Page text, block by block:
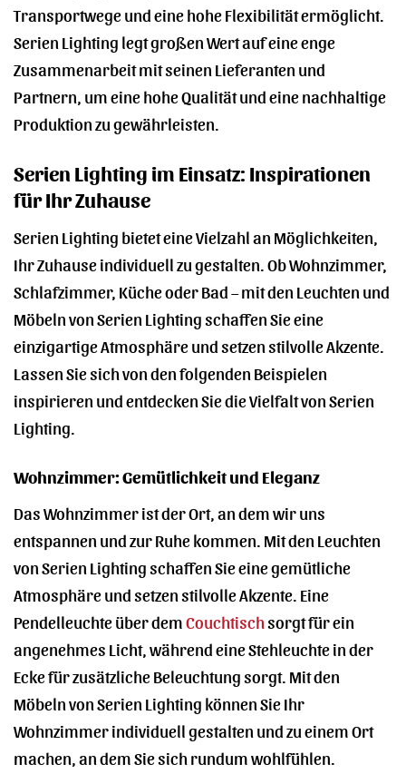
Transportwege und eine hohe Flexibilität ermöglicht.
Serien Lighting legt großen Wert auf eine enge
Zusammenarbeit mit seinen Lieferanten und
Partnern, um eine hohe Qualität und eine nachhaltige
Produktion zu gewährleisten.
Serien Lighting im Einsatz: Inspirationen
für Ihr Zuhause
Serien Lighting bietet eine Vielzahl an Möglichkeiten,
Ihr Zuhause individuell zu gestalten. Ob Wohnzimmer,
Schlafzimmer, Küche oder Bad – mit den Leuchten und
Möbeln von Serien Lighting schaffen Sie eine
einzigartige Atmosphäre und setzen stilvolle Akzente.
Lassen Sie sich von den folgenden Beispielen
inspirieren und entdecken Sie die Vielfalt von Serien
Lighting.
Wohnzimmer: Gemütlichkeit und Eleganz
Das Wohnzimmer ist der Ort, an dem wir uns
entspannen und zur Ruhe kommen. Mit den Leuchten
von Serien Lighting schaffen Sie eine gemütliche
Atmosphäre und setzen stilvolle Akzente. Eine
Pendelleuchte über demCouchtischsorgt für ein
angenehmes Licht, während eine Stehleuchte in der
Ecke für zusätzliche Beleuchtung sorgt. Mit den
Möbeln von Serien Lighting können Sie Ihr
Wohnzimmer individuell gestalten und zu einem Ort
machen, an dem Sie sich rundum wohlfühlen.